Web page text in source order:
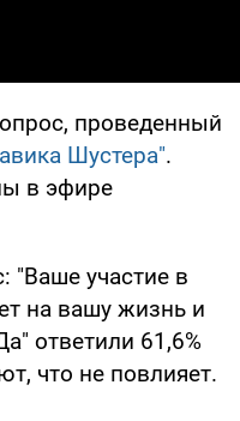
проведенный
Шустера".
в эфире
"Ваше участие в
на вашу жизнь и
ответили 61,6%
что не повлияет.